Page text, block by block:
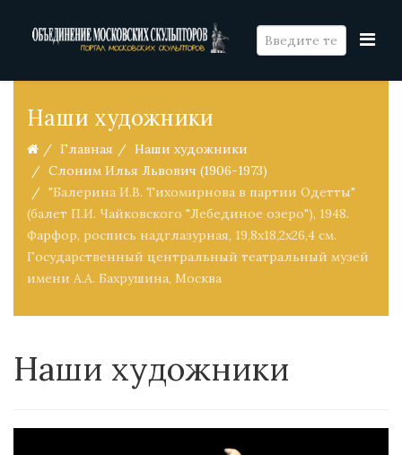
Наши художники
Главная
Наши художники
Слоним Илья Львович (1906-1973)
"Балерина И.В. Тихомирнова в партии Одетты"
(балет П.И. Чайковского "Лебединое озеро"), 1948.
Фарфор, роспись надглазурная, 19,8х18,2х26,4 см.
Государственный центральный театральный музей
имени А.А. Бахрушина, Москва
Наши художники